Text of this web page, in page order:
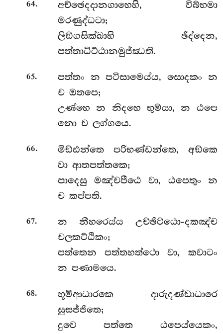
64.
අච්ඡෙදදානගාහෙහි, විබ්භමා
මරණුද්ධටා;
ලිඞ්ගසික්ඛාහි ඡිද්දෙන,
පත්තාධිට්ඨානමුජ්ඣති.
65.
පත්තං න පටිසාමෙය්ය, සොදකං න
ච ඔතපෙ;
උණ්හෙ න නිදහෙ භුම්යා, න ඨපෙ
නො ච ලග්ගයෙ.
66.
මිඩ්ඪන්තෙ පරිභණ්ඩන්තෙ, අඞ්කෙ
වා ආතපත්තකෙ;
පාදෙසු මඤ්චපීඨෙ වා, ඨපෙතුං න
ච කප්පති.
67.
න නීහරෙය්ය උච්ඡිට්ඨො-දකඤ්ච
චලකට්ඨිකං;
පත්තෙන පත්තහත්ථො වා, කවාටං
න පණාමයෙ.
68. භූමිආධාරකෙ දාරුදණ්ඩාධාරෙ
සුසජ්ජිතෙ;
දුවෙ පත්තෙ ඨපෙය්යෙකං,